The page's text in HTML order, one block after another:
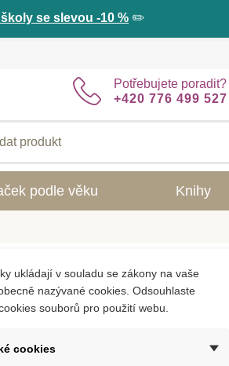
školy se slevou -10 % ✏️
Potřebujete poradit?
+420 776 499 527
podle věku Knihy
značky Zábavné
ukládají v souladu se zákony na vaše
nazývané cookies. Odsouhlaste
souborů pro použití webu.
cookies